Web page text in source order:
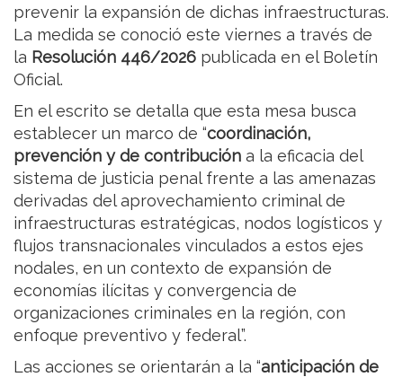
prevenir la expansión de dichas infraestructuras.
La medida se conoció este viernes a través de
la Resolución 446/2026 publicada en el Boletín
Oficial.
En el escrito se detalla que esta mesa busca
establecer un marco de “coordinación,
prevención y de contribución a la eficacia del
sistema de justicia penal frente a las amenazas
derivadas del aprovechamiento criminal de
infraestructuras estratégicas, nodos logísticos y
flujos transnacionales vinculados a estos ejes
nodales, en un contexto de expansión de
economías ilícitas y convergencia de
organizaciones criminales en la región, con
enfoque preventivo y federal”.
Las acciones se orientarán a la “anticipación de